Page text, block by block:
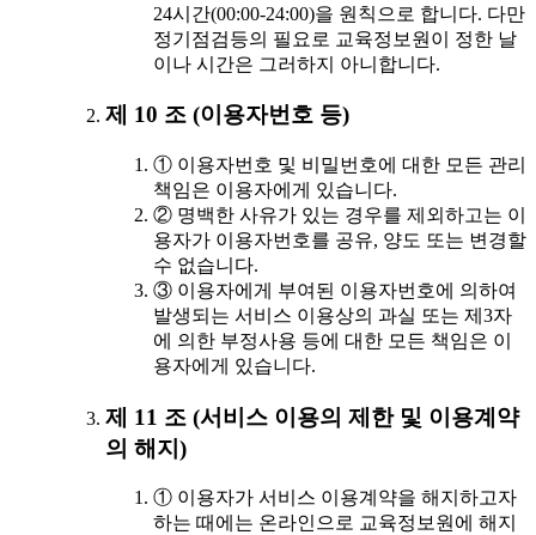
24시간(00:00-24:00)을 원칙으로 합니다. 다만
정기점검등의 필요로 교육정보원이 정한 날
이나 시간은 그러하지 아니합니다.
제 10 조 (이용자번호 등)
① 이용자번호 및 비밀번호에 대한 모든 관리
책임은 이용자에게 있습니다.
② 명백한 사유가 있는 경우를 제외하고는 이
용자가 이용자번호를 공유, 양도 또는 변경할
수 없습니다.
③ 이용자에게 부여된 이용자번호에 의하여
발생되는 서비스 이용상의 과실 또는 제3자
에 의한 부정사용 등에 대한 모든 책임은 이
용자에게 있습니다.
제 11 조 (서비스 이용의 제한 및 이용계약
의 해지)
① 이용자가 서비스 이용계약을 해지하고자
하는 때에는 온라인으로 교육정보원에 해지